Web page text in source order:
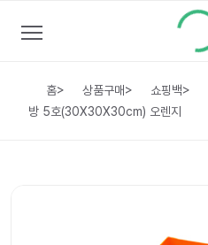
홈> 상품구매> 쇼핑백>
방 5호(30X30X30cm) 오렌지